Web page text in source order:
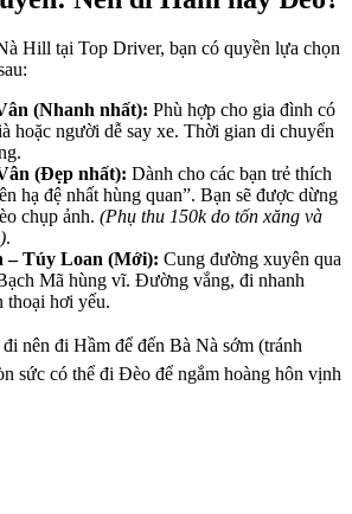
Hill tại Top Driver, bạn có quyền lựa chọn
(Nhanh nhất): Phù hợp cho gia đình có
hoặc người dễ say xe. Thời gian di chuyển
(Đẹp nhất): Dành cho các bạn trẻ thích
hạ đệ nhất hùng quan”. Bạn sẽ được dừng
chụp ảnh. (Phụ thu 150k do tốn xăng và
.
– Túy Loan (Mới): Cung đường xuyên qua
Mã hùng vĩ. Đường vắng, đi nhanh
thoại hơi yếu.
nên đi Hầm để đến Bà Nà sớm (tránh
sức có thể đi Đèo để ngắm hoàng hôn vịnh